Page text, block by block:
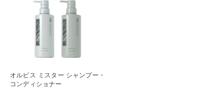
オルビス ミスター シャンプー・
コンディショナー